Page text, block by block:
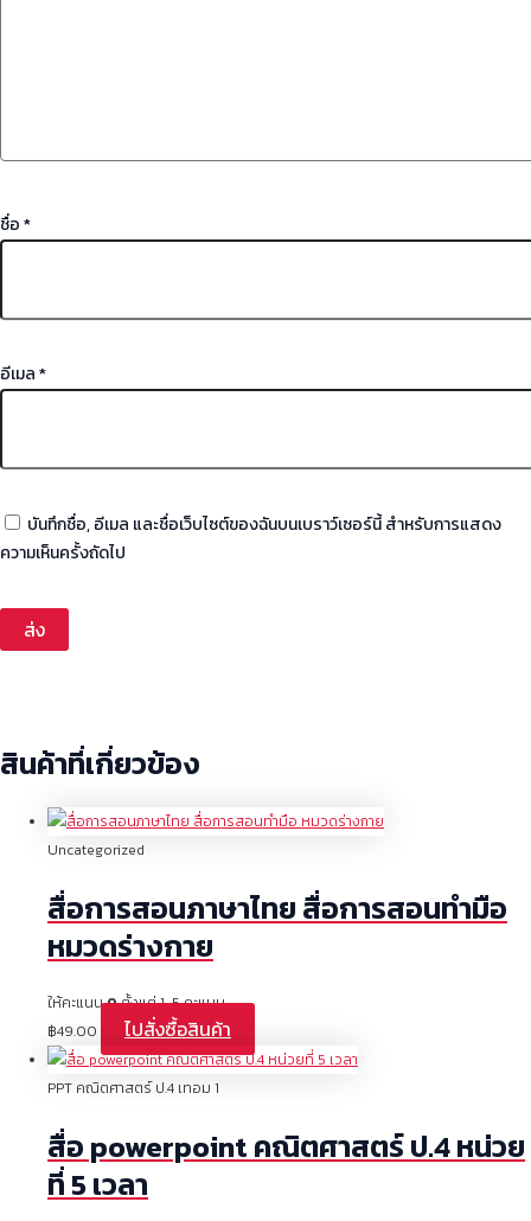
ชื่อ*
อีเมล*
บันทึกชื่อ, อีเมล และชื่อเว็บไซต์ของฉันบนเบราว์เซอร์นี้ สำหรับการแสดง
ความเห็นครั้งถัดไป
สินค้าที่เกี่ยวข้อง
Uncategorized
สื่อการสอนภาษาไทย สื่อการสอนทำมือ
หมวดร่างกาย
ให้คะแนน0ตั้งแต่ 1-5 คะแนน
฿49.00 ไปสั่งซื้อสินค้า
PPT คณิตศาสตร์ ป.4 เทอม 1
สื่อ powerpoint คณิตศาสตร์ ป.4 หน่วย
ที่ 5 เวลา